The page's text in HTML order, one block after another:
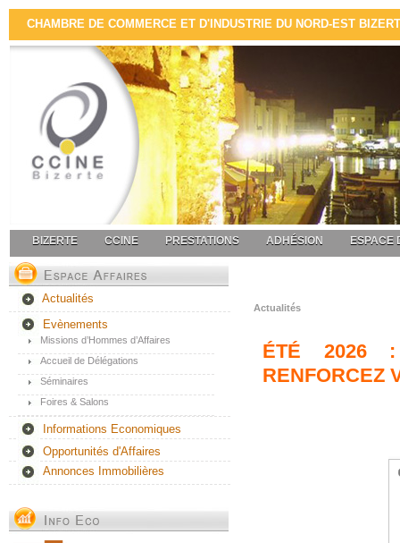
CHAMBRE DE COMMERCE ET D'INDUSTRIE DU NORD-EST
BIZERTE CCINE PRESTATIONS ADHÉSION ESPACE
Actualités
Evènements
Missions d’Hommes d’Affaires
Accueil de Délégations
Séminaires
Foires & Salons
Informations Economiques
Opportunités d'Affaires
Annonces Immobilières
Actualités
ÉTÉ 2026 :
RENFORCEZ